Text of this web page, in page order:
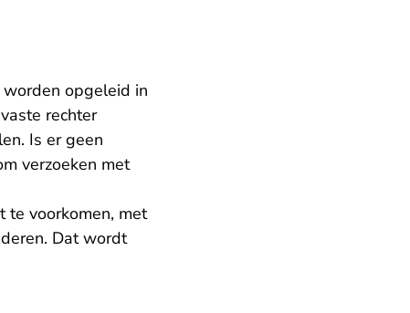
opgeleid in
rechter
Is er geen
verzoeken met
te voorkomen, met
Dat wordt